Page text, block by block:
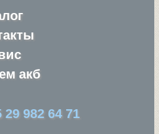
акб
29 982 64 71